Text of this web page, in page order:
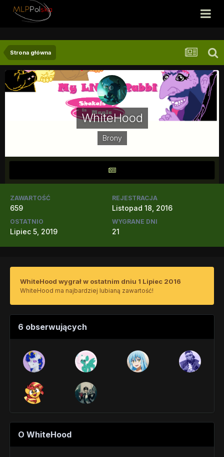
Strona główna
WhiteHood
Brony
ZAWARTOŚĆ
659
REJESTRACJA
Listopad 18, 2016
OSTATNIO
Lipiec 5, 2019
WYGRANE DNI
21
WhiteHood wygrał w ostatnim dniu 1 Lipiec 2016
WhiteHood ma najbardziej lubianą zawartość!
6 obserwujących
O WhiteHood